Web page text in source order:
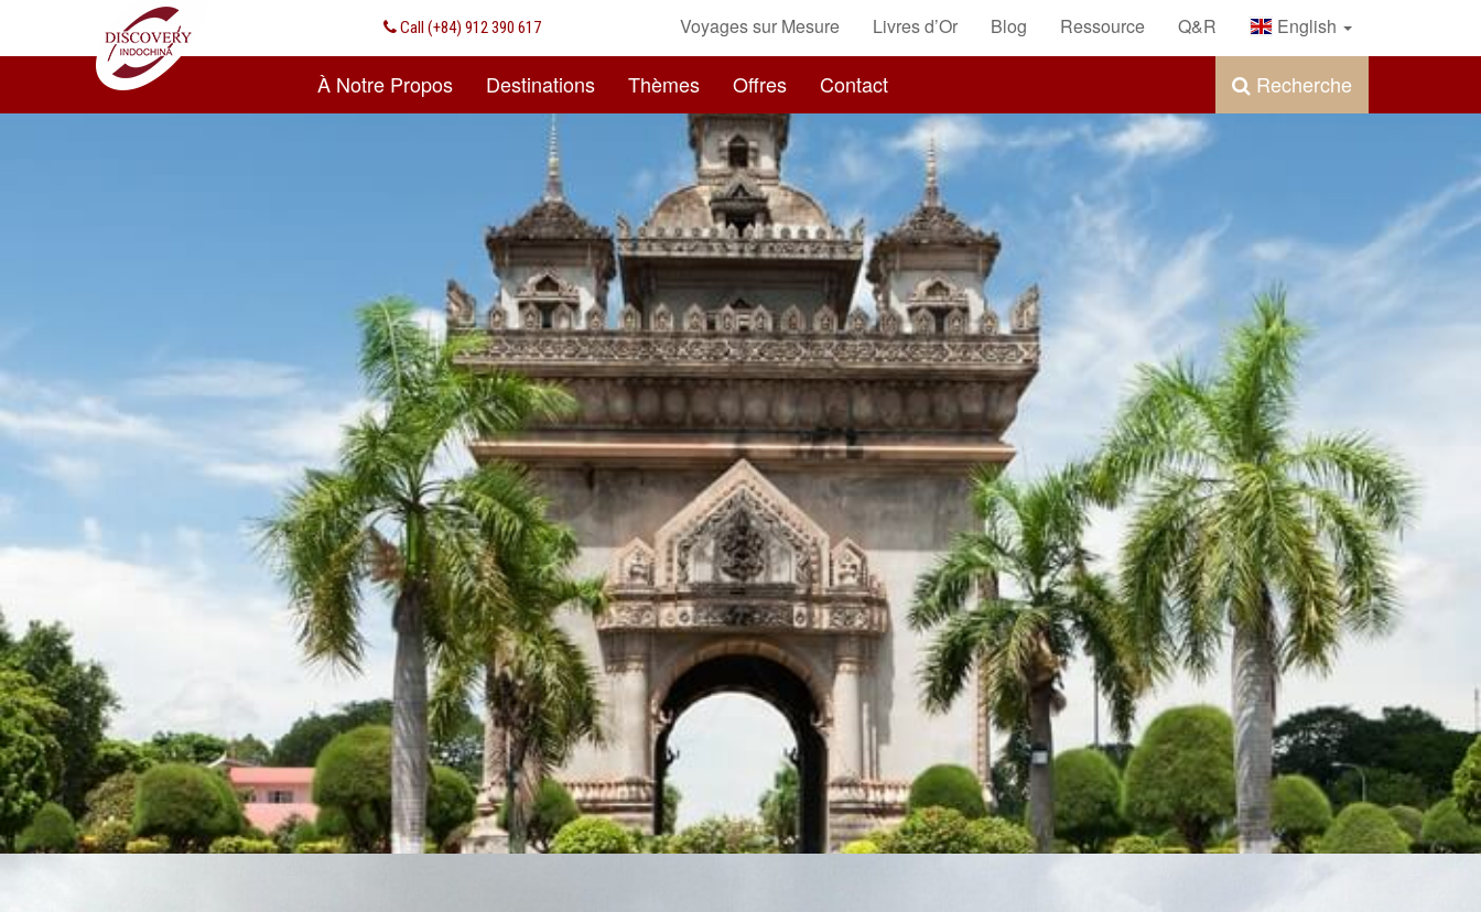
Call (+84) 912 390 617
À Notre Propos Destinations Thèmes Offres Contact Recherche
Voyages sur Mesure Livres d’Or Blog Ressource Q&R English